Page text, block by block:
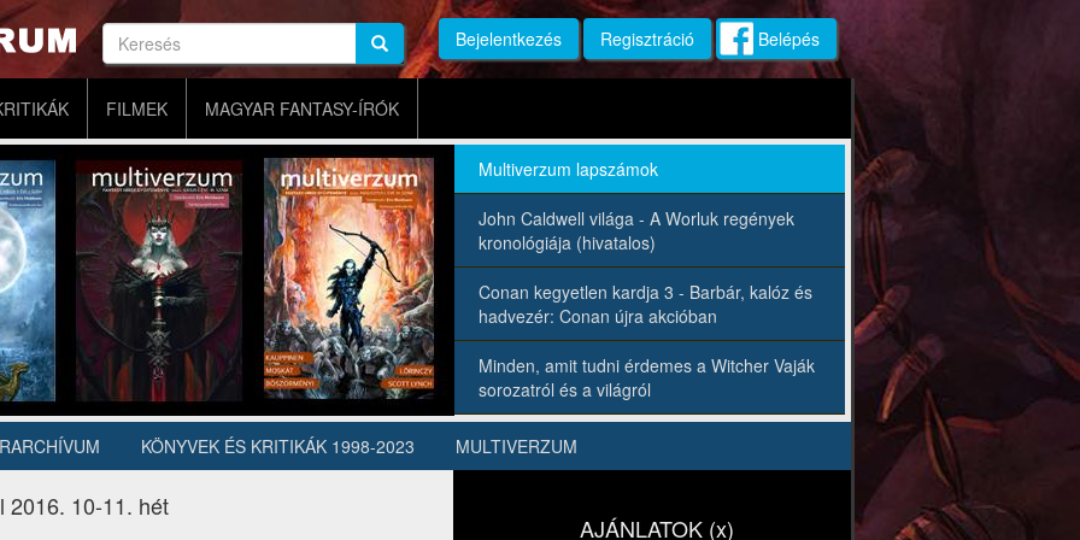
Keresés
Keresés Keresés Bejelentkezés Regisztráció Belépés
FILMEK MAGYAR FANTASY-ÍRÓK
Multiverzum lapszámok
John Caldwell világa - A Worluk regények
kronológiája (hivatalos)
Conan kegyetlen kardja 3 - Barbár, kalóz és
hadvezér: Conan újra akcióban
Minden, amit tudni érdemes a Witcher Vaják
sorozatról és a világról
KÖNYVEK ÉS KRITIKÁK 1998-2023 MULTIVERZUM
2016. 10-11. hét
AJÁNLATOK (x)